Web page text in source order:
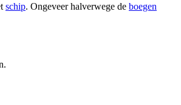
schip. Ongeveer halverwege de boegen